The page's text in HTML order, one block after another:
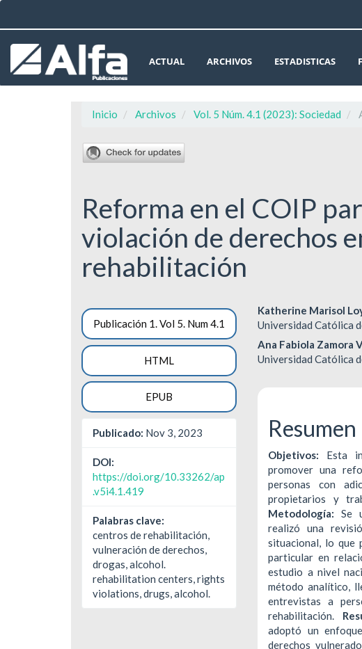
principal
Barra
lateral
ACTUAL ARCHIVOS ESTADISTICAS
Inicio Archivos Vol. 5 Núm. 4.1 (2023): Sociedad
Reforma en el COIP
violación de derechos
rehabilitación
Barra
lateral
del
artículo
Publicación 1. Vol 5. Num 4.1
HTML
EPUB
Publicado: Nov 3, 2023
DOI:
https://doi.org/10.33262/ap
.v5i4.1.419
Palabras clave:
centros de rehabilitación,
vulneración de derechos,
drogas, alcohol.
rehabilitation centers, rights
violations, drugs, alcohol.
Contenido
principal
del
Katherine Marisol
Universidad Católica
Ana Fabiola Zamora
Universidad Católica
Resumen
Objetivos: Esta
promover una
personas con
propietarios y
Metodología: Se
realizó una
situacional, lo que
particular en
estudio a nivel
método analítico,
entrevistas a
rehabilitación.
adoptó un
derechos